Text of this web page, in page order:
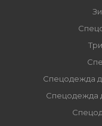
Спецодежда
Спецодежда